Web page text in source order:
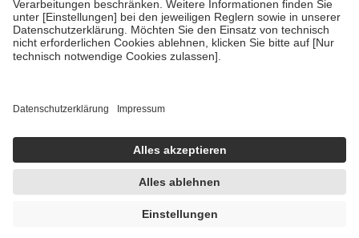
GKV getragen werden
• empfohlenen Schutzimpfungen
• Harn- und Blutteststreifen
getroffen, um sicherzustellen, dass es sich um echte Bewertungen
https://help.etrusted.com/hc/de/articles/4419944605341
Einige Bilder und Inhalte wurden unter Zuhilfenahme künstlicher